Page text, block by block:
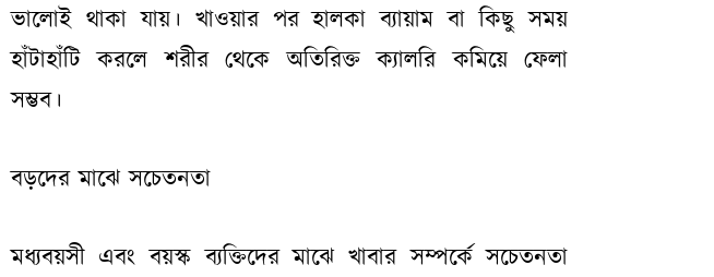
ভালোই থাকা যায়। খাওয়ার পর হালকা ব্যায়াম বা কিছু সময়
হাঁটাহাঁটি করলে শরীর থেকে অতিরিক্ত ক্যালরি কমিয়ে ফেলা
সম্ভব।
বড়দের মাঝে সচেতনতা
মধ্যবয়সী এবং বয়স্ক ব্যক্তিদের মাঝে খাবার সম্পর্কে সচেতনতা